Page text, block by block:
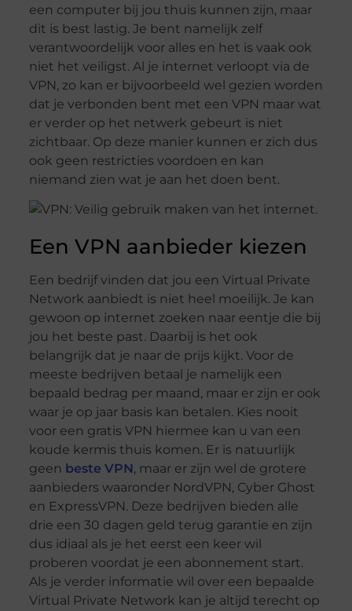
een computer bij jou thuis kunnen zijn, maar
dit is best lastig. Je bent namelijk zelf
verantwoordelijk voor alles en het is vaak ook
niet het veiligst. Al je internet verloopt via de
VPN, zo kan er bijvoorbeeld wel gezien worden
dat je verbonden bent met een VPN maar wat
er verder op het netwerk gebeurt is niet
zichtbaar. Op deze manier kunnen er zich dus
ook geen restricties voordoen en kan
niemand zien wat je aan het doen bent.
Een VPN aanbieder kiezen
Een bedrijf vinden dat jou een Virtual Private
Network aanbiedt is niet heel moeilijk. Je kan
gewoon op internet zoeken naar eentje die bij
jou het beste past. Daarbij is het ook
belangrijk dat je naar de prijs kijkt. Voor de
meeste bedrijven betaal je namelijk een
bepaald bedrag per maand, maar er zijn er ook
waar je op jaar basis kan betalen. Kies nooit
voor een gratis VPN hiermee kan u van een
koude kermis thuis komen. Er is natuurlijk
geen beste VPN, maar er zijn wel de grotere
aanbieders waaronder NordVPN, Cyber Ghost
en ExpressVPN. Deze bedrijven bieden alle
drie een 30 dagen geld terug garantie en zijn
dus idiaal als je het eerst een keer wil
proberen voordat je een abonnement start.
Als je verder informatie wil over een bepaalde
Virtual Private Network kan je altijd terecht op